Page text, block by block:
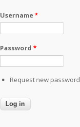
Username*
Password *
Request new password